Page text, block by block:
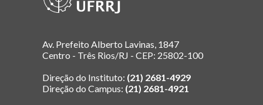
Av. Prefeito Alberto Lavinas, 1847
Centro - Três Rios/RJ - CEP: 25802-100
Direção do Instituto: (21) 2681-4929
Direção do Campus: (21) 2681-4921